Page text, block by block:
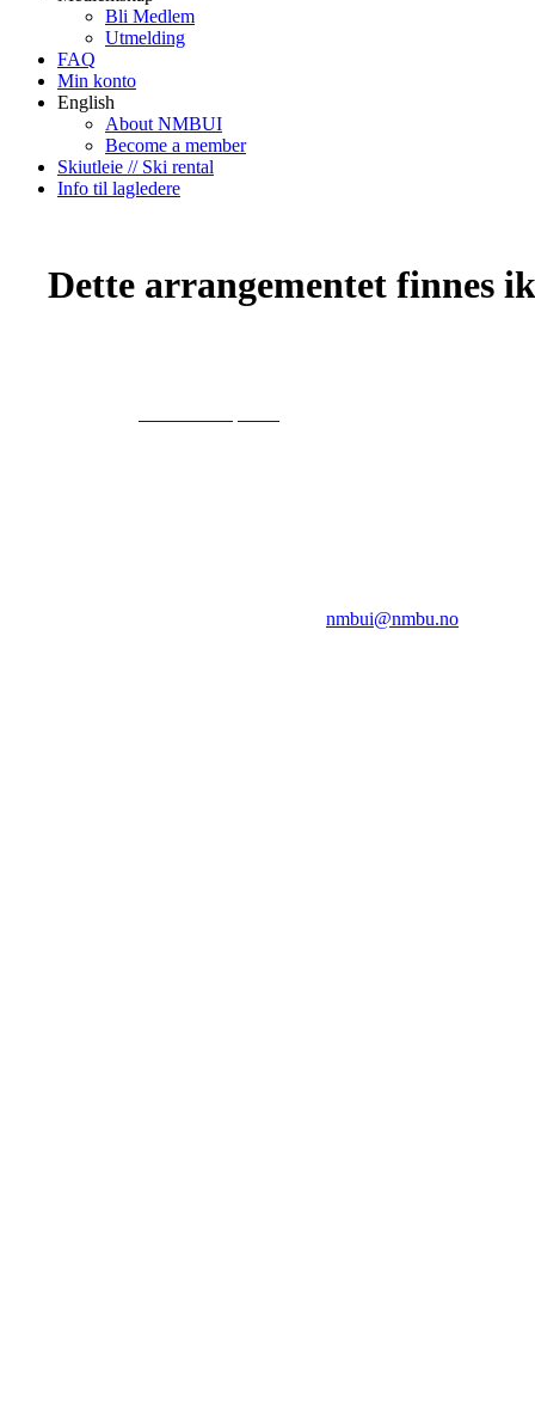
Bli Medlem
Utmelding
FAQ
Min konto
English
About NMBUI
Become a member
Skiutleie // Ski rental
Info til lagledere
Dette arrangementet finnes
nmbui@nmbu.no